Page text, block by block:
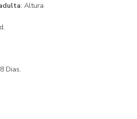
: Altura
Dias.